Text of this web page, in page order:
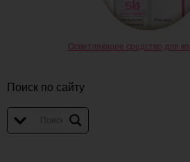
Осветляющее средство для
Поиск по сайту